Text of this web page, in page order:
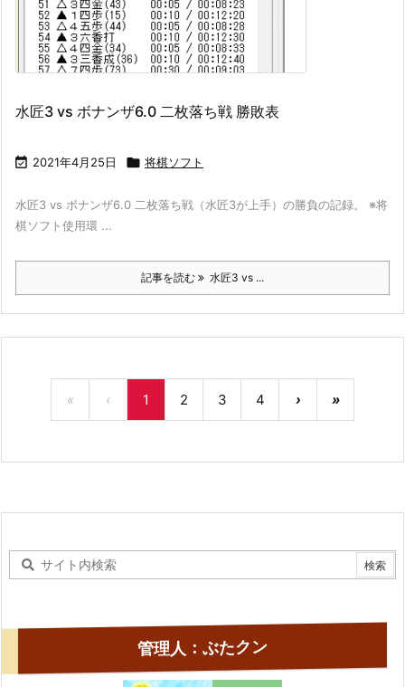
水匠3 vs ボナンザ6.0 二枚落ち戦 勝敗表
 2021年4月25日  将棋ソフト
水匠3 vs ボナンザ6.0 二枚落ち戦（水匠3が上手）の勝負の記録。 ※将
棋ソフト使用環 ...
記事を読む 水匠3 vs ...
« ‹ 1 2 3 4 › »
管理人：ぶたクン